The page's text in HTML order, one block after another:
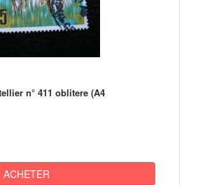
n° 411 oblitere (A4
ACHETER